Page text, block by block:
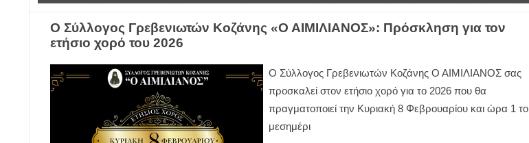
Ο Σύλλογος Γρεβενιωτών Κοζάνης «Ο ΑΙΜΙΛΙΑΝΟΣ»: Πρόσκληση για τον
ετήσιο χορό του 2026
Ο Σύλλογος Γρεβενιωτών Κοζάνης Ο ΑΙΜΙΛΙΑΝΟΣ σας
προσκαλεί στον ετήσιο χορό για το 2026 που θα
πραγματοποιεί την Κυριακή 8 Φεβρουαρίου και ώρα 1 το
μεσημέρι